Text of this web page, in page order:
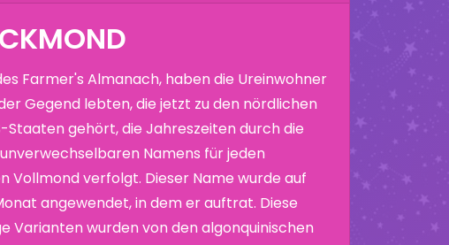
Farmer's Almanach, haben die Ureinwohner
Gegend lebten, die jetzt zu den nördlichen
Staaten gehört, die Jahreszeiten durch die
Namens für jeden
Vollmond verfolgt. Dieser Name wurde auf
angewendet, in dem er auftrat. Diese
Varianten wurden von den algonquinischen